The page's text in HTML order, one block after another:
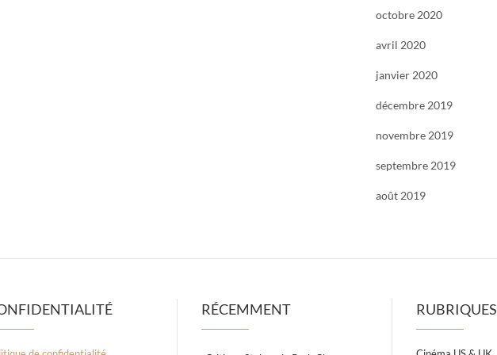
octobre 2020
avril 2020
janvier 2020
décembre 2019
novembre 2019
septembre 2019
août 2019
RÉCEMMENT RUBRIQUES